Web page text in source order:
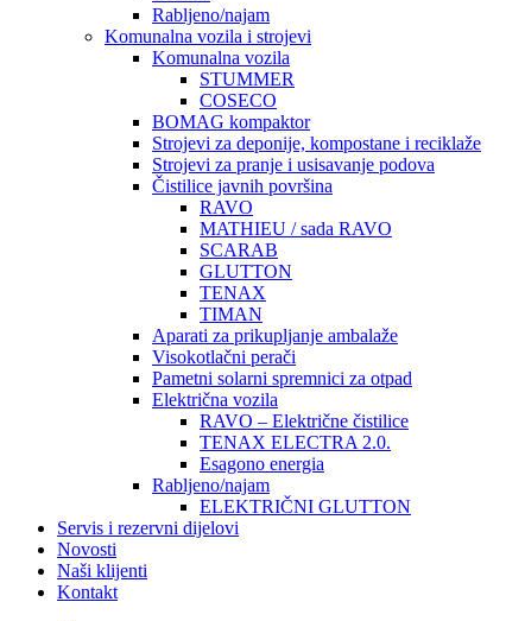
Rabljeno/najam
Komunalna vozila i strojevi
Komunalna vozila
STUMMER
COSECO
BOMAG kompaktor
Strojevi za deponije, kompostane i reciklaže
Strojevi za pranje i usisavanje podova
Čistilice javnih površina
RAVO
MATHIEU / sada RAVO
SCARAB
GLUTTON
TENAX
TIMAN
Aparati za prikupljanje ambalaže
Visokotlačni perači
Pametni solarni spremnici za otpad
Električna vozila
RAVO – Električne čistilice
TENAX ELECTRA 2.0.
Esagono energia
Rabljeno/najam
ELEKTRIČNI GLUTTON
Servis i rezervni dijelovi
Novosti
Naši klijenti
Kontakt